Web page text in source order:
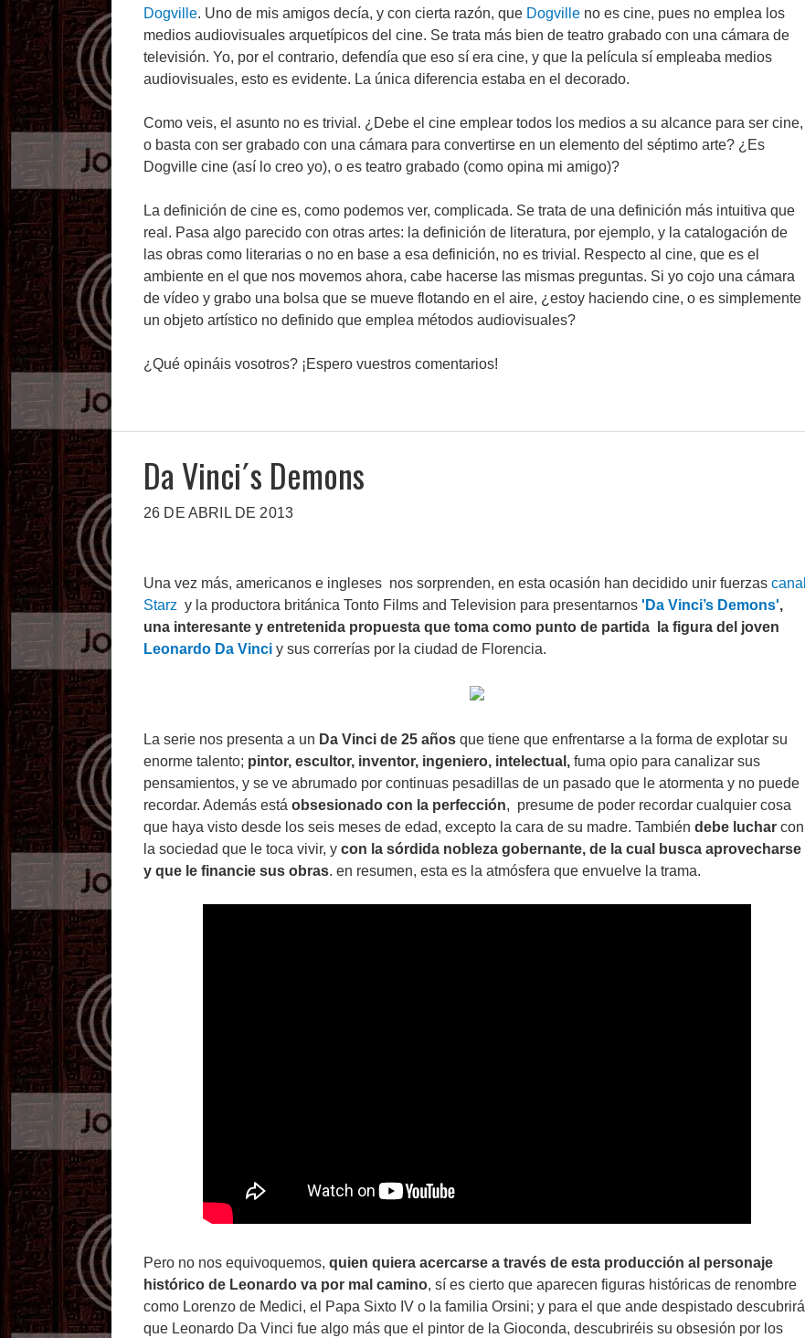
Dogville. Uno de mis amigos decía, y con cierta razón, que Dogville no es cine, pues no emplea los
medios audiovisuales arquetípicos del cine. Se trata más bien de teatro grabado con una cámara de
televisión. Yo, por el contrario, defendía que eso sí era cine, y que la película sí empleaba medios
audiovisuales, esto es evidente. La única diferencia estaba en el decorado.
Como veis, el asunto no es trivial. ¿Debe el cine emplear todos los medios a su alcance para ser cine,
o basta con ser grabado con una cámara para convertirse en un elemento del séptimo arte? ¿Es
Dogville cine (así lo creo yo), o es teatro grabado (como opina mi amigo)?
La definición de cine es, como podemos ver, complicada. Se trata de una definición más intuitiva que
real. Pasa algo parecido con otras artes: la definición de literatura, por ejemplo, y la catalogación de
las obras como literarias o no en base a esa definición, no es trivial. Respecto al cine, que es el
ambiente en el que nos movemos ahora, cabe hacerse las mismas preguntas. Si yo cojo una cámara
de vídeo y grabo una bolsa que se mueve flotando en el aire, ¿estoy haciendo cine, o es simplemente
un objeto artístico no definido que emplea métodos audiovisuales?
¿Qué opináis vosotros? ¡Espero vuestros comentarios!
Da Vinci´s Demons
26 DE ABRIL DE 2013
Una vez más, americanos e ingleses nos sorprenden, en esta ocasión han decidido unir fuerzas canal
Starz y la productora británica Tonto Films and Television para presentarnos 'Da Vinci’s Demons',
una interesante y entretenida propuesta que toma como punto de partida la figura del joven
Leonardo Da Vinci y sus correrías por la ciudad de Florencia.
La serie nos presenta a un Da Vinci de 25 años que tiene que enfrentarse a la forma de explotar su
enorme talento; pintor, escultor, inventor, ingeniero, intelectual, fuma opio para canalizar sus
pensamientos, y se ve abrumado por continuas pesadillas de un pasado que le atormenta y no puede
recordar. Además está obsesionado con la perfección, presume de poder recordar cualquier cosa
que haya visto desde los seis meses de edad, excepto la cara de su madre. También debe luchar con
la sociedad que le toca vivir, y con la sórdida nobleza gobernante, de la cual busca aprovecharse
y que le financie sus obras. en resumen, esta es la atmósfera que envuelve la trama.
Pero no nos equivoquemos, quien quiera acercarse a través de esta producción al personaje
histórico de Leonardo va por mal camino, sí es cierto que aparecen figuras históricas de renombre
como Lorenzo de Medici, el Papa Sixto IV o la familia Orsini; y para el que ande despistado descubrirá
que Leonardo Da Vinci fue algo más que el pintor de la Gioconda, descubriréis su obsesión por los